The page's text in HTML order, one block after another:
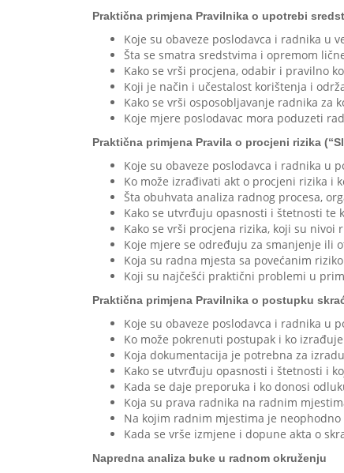
Praktična primjena Pravilnika o upotrebi
Koje su obaveze poslodavca i radnika u
Šta se smatra sredstvima i opremom
Kako se vrši procjena, odabir i pravilno
Koji je način i učestalost korištenja i
Kako se vrši osposobljavanje radnika za
Koje mjere poslodavac mora poduzeti
Praktična primjena Pravila o procjeni rizika
Koje su obaveze poslodavca i radnika u
Ko može izrađivati akt o procjeni rizika i
Šta obuhvata analiza radnog procesa,
Kako se utvrđuju opasnosti i štetnosti te
Kako se vrši procjena rizika, koji su nivoi
Koje mjere se određuju za smanjenje ili
Koja su radna mjesta sa povećanim
Koji su najčešći praktični problemi u
Praktična primjena Pravilnika o postupku
Koje su obaveze poslodavca i radnika u
Ko može pokrenuti postupak i ko
Koja dokumentacija je potrebna za
Kako se utvrđuju opasnosti i štetnosti i
Kada se daje preporuka i ko donosi
Koja su prava radnika na radnim
Na kojim radnim mjestima je
Kada se vrše izmjene i dopune akta o
Napredna analiza buke u radnom okruženju